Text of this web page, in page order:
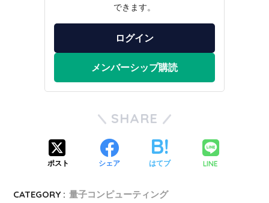
できます。
ログイン
メンバーシップ購読
SHARE
ポスト シェア はてブ LINE
CATEGORY : 量子コンピューティング